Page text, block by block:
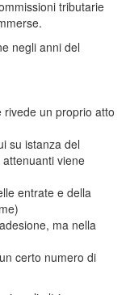
tributarie
negli anni del
rivede un proprio atto
su istanza del
viene
entrate e della
ma nella
certo numero di